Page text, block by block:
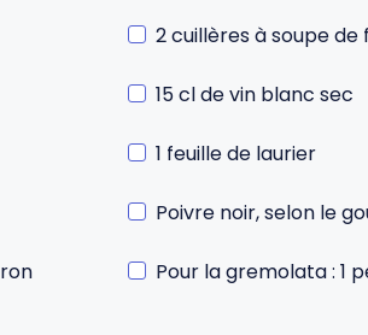
2 cuillères à soupe de
15 cl de vin blanc sec
1 feuille de laurier
Poivre noir, selon le
Pour la gremolata : 1